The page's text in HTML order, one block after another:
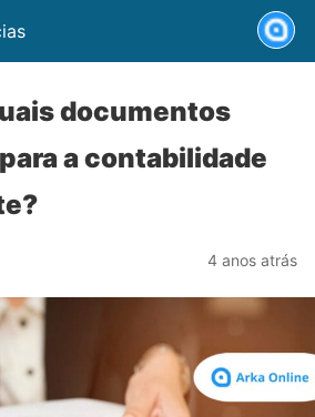
documentos
a contabilidade
4 anos atrás